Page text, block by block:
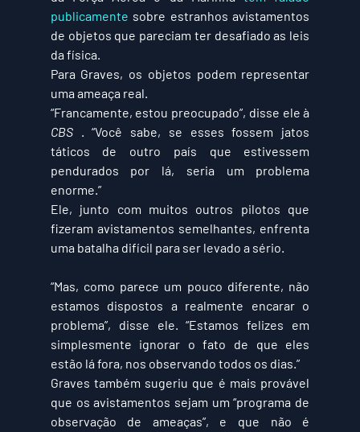
publicamente sobre estranhos avistamentos
de objetos que pareciam ter desafiado as leis
da física.
Para Graves, os objetos podem representar
uma ameaça real.
CBS . “Você sabe, se esses fossem jatos
táticos de outro país que estivessem
pendurados por lá, seria um problema
enorme.”
Ele, junto com muitos outros pilotos que
fizeram avistamentos semelhantes, enfrenta
uma batalha difícil para ser levado a sério.
“Mas, como parece um pouco diferente, não
estamos dispostos a realmente encarar o
problema”, disse ele. “Estamos felizes em
simplesmente ignorar o fato de que eles
estão lá fora, nos observando todos os dias.”
Graves também sugeriu que é mais provável
que os avistamentos sejam um “programa de
observação de ameaças”, e que não é